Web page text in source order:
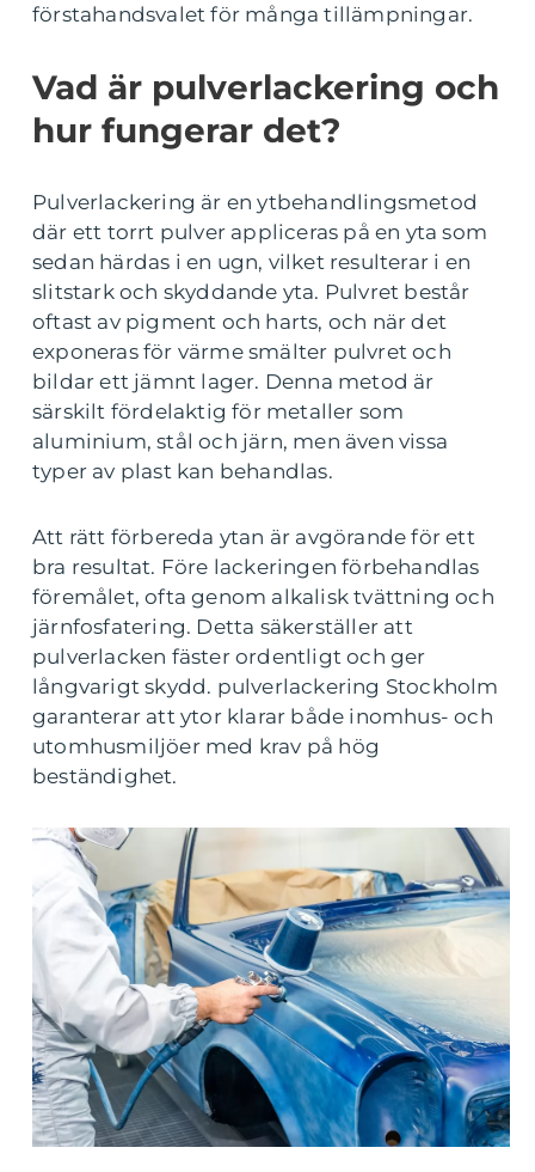
förstahandsvalet för många tillämpningar.
Vad är pulverlackering och
hur fungerar det?
Pulverlackering är en ytbehandlingsmetod
där ett torrt pulver appliceras på en yta som
sedan härdas i en ugn, vilket resulterar i en
slitstark och skyddande yta. Pulvret består
oftast av pigment och harts, och när det
exponeras för värme smälter pulvret och
bildar ett jämnt lager. Denna metod är
särskilt fördelaktig för metaller som
aluminium, stål och järn, men även vissa
typer av plast kan behandlas.
Att rätt förbereda ytan är avgörande för ett
bra resultat. Före lackeringen förbehandlas
föremålet, ofta genom alkalisk tvättning och
järnfosfatering. Detta säkerställer att
pulverlacken fäster ordentligt och ger
långvarigt skydd. pulverlackering Stockholm
garanterar att ytor klarar både inomhus- och
utomhusmiljöer med krav på hög
beständighet.